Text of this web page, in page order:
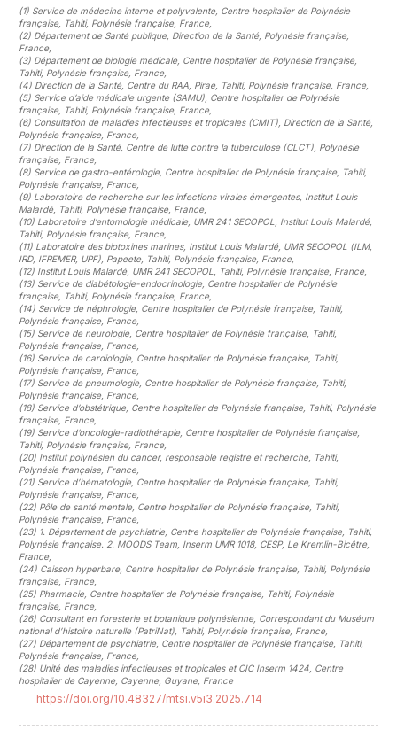
(1) Service de médecine interne et polyvalente, Centre hospitalier de Polynésie
française, Tahiti, Polynésie française, France,
(2) Département de Santé publique, Direction de la Santé, Polynésie française,
France,
(3) Département de biologie médicale, Centre hospitalier de Polynésie française,
Tahiti, Polynésie française, France,
(4) Direction de la Santé, Centre du RAA, Pirae, Tahiti, Polynésie française, France,
(5) Service d’aide médicale urgente (SAMU), Centre hospitalier de Polynésie
française, Tahiti, Polynésie française, France,
(6) Consultation de maladies infectieuses et tropicales (CMIT), Direction de la Santé,
Polynésie française, France,
(7) Direction de la Santé, Centre de lutte contre la tuberculose (CLCT), Polynésie
française, France,
(8) Service de gastro-entérologie, Centre hospitalier de Polynésie française, Tahiti,
Polynésie française, France,
(9) Laboratoire de recherche sur les infections virales émergentes, Institut Louis
Malardé, Tahiti, Polynésie française, France,
(10) Laboratoire d’entomologie médicale, UMR 241 SECOPOL, Institut Louis Malardé,
Tahiti, Polynésie française, France,
(11) Laboratoire des biotoxines marines, Institut Louis Malardé, UMR SECOPOL (ILM,
IRD, IFREMER, UPF), Papeete, Tahiti, Polynésie française, France,
(12) Institut Louis Malardé, UMR 241 SECOPOL, Tahiti, Polynésie française, France,
(13) Service de diabétologie-endocrinologie, Centre hospitalier de Polynésie
française, Tahiti, Polynésie française, France,
(14) Service de néphrologie, Centre hospitalier de Polynésie française, Tahiti,
Polynésie française, France,
(15) Service de neurologie, Centre hospitalier de Polynésie française, Tahiti,
Polynésie française, France,
(16) Service de cardiologie, Centre hospitalier de Polynésie française, Tahiti,
Polynésie française, France,
(17) Service de pneumologie, Centre hospitalier de Polynésie française, Tahiti,
Polynésie française, France,
(18) Service d’obstétrique, Centre hospitalier de Polynésie française, Tahiti, Polynésie
française, France,
(19) Service d’oncologie-radiothérapie, Centre hospitalier de Polynésie française,
Tahiti, Polynésie française, France,
(20) Institut polynésien du cancer, responsable registre et recherche, Tahiti,
Polynésie française, France,
(21) Service d’hématologie, Centre hospitalier de Polynésie française, Tahiti,
Polynésie française, France,
(22) Pôle de santé mentale, Centre hospitalier de Polynésie française, Tahiti,
Polynésie française, France,
(23) 1. Département de psychiatrie, Centre hospitalier de Polynésie française, Tahiti,
Polynésie française. 2. MOODS Team, Inserm UMR 1018, CESP, Le Kremlin-Bicêtre,
France,
(24) Caisson hyperbare, Centre hospitalier de Polynésie française, Tahiti, Polynésie
française, France,
(25) Pharmacie, Centre hospitalier de Polynésie française, Tahiti, Polynésie
française, France,
(26) Consultant en foresterie et botanique polynésienne, Correspondant du Muséum
national d’histoire naturelle (PatriNat), Tahiti, Polynésie française, France,
(27) Département de psychiatrie, Centre hospitalier de Polynésie française, Tahiti,
Polynésie française, France,
(28) Unité des maladies infectieuses et tropicales et CIC Inserm 1424, Centre
hospitalier de Cayenne, Cayenne, Guyane, France
https://doi.org/10.48327/mtsi.v5i3.2025.714